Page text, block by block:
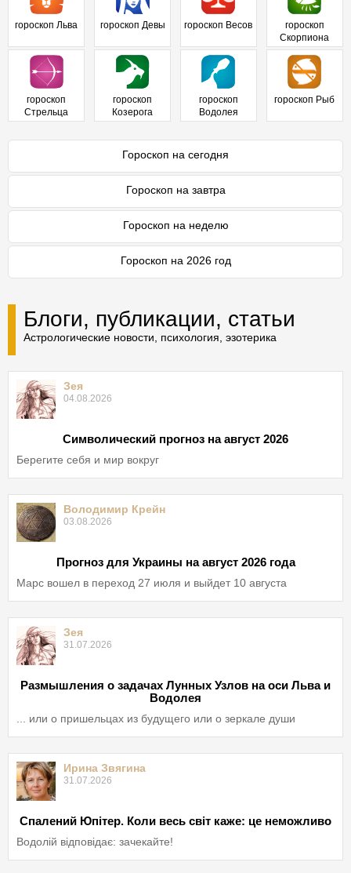
гороскоп Льва гороскоп Девы гороскоп Весов
гороскоп
Скорпиона
гороскоп
Стрельца
гороскоп
Козерога
гороскоп
Водолея
гороскоп Рыб
Гороскоп на сегодня
Гороскоп на завтра
Гороскоп на неделю
Гороскоп на 2026 год
Блоги, публикации, статьи
Астрологические новости, психология, эзотерика
Зея
04.08.2026
Символический прогноз на август 2026
Берегите себя и мир вокруг
Володимир Крейн
03.08.2026
Прогноз для Украины на август 2026 года
Марс вошел в переход 27 июля и выйдет 10 августа
Зея
31.07.2026
Размышления о задачах Лунных Узлов на оси Льва и
Водолея
... или о пришельцах из будущего или о зеркале души
Ирина Звягина
31.07.2026
Спалений Юпітер. Коли весь світ каже: це неможливо
Водолій відповідає: зачекайте!